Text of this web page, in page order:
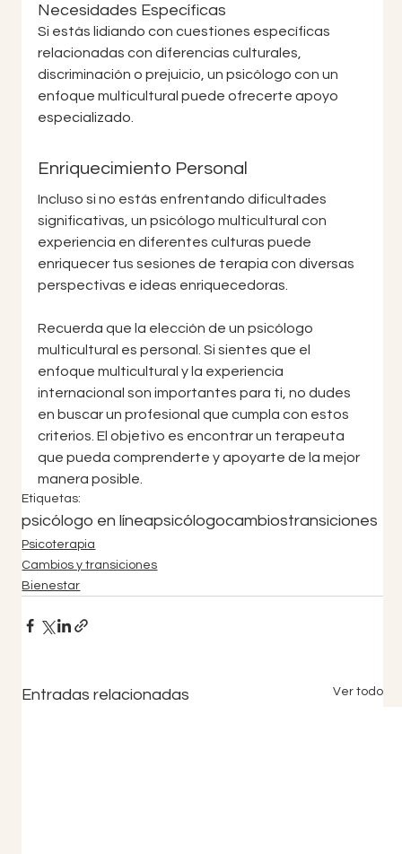
Necesidades Específicas
Si estás lidiando con cuestiones específicas
relacionadas con diferencias culturales,
discriminación o prejuicio, un psicólogo con un
enfoque multicultural puede ofrecerte apoyo
especializado.
Enriquecimiento Personal
Incluso si no estás enfrentando dificultades
significativas, un psicólogo multicultural con
experiencia en diferentes culturas puede
enriquecer tus sesiones de terapia con diversas
perspectivas e ideas enriquecedoras.
Recuerda que la elección de un psicólogo
multicultural es personal. Si sientes que el
enfoque multicultural y la experiencia
internacional son importantes para ti, no dudes
en buscar un profesional que cumpla con estos
criterios. El objetivo es encontrar un terapeuta
que pueda comprenderte y apoyarte de la mejor
manera posible.
Etiquetas:
psicólogo en líneapsicólogocambiostransiciones
Psicoterapia
Cambios y transiciones
Bienestar
Entradas relacionadas Ver todo